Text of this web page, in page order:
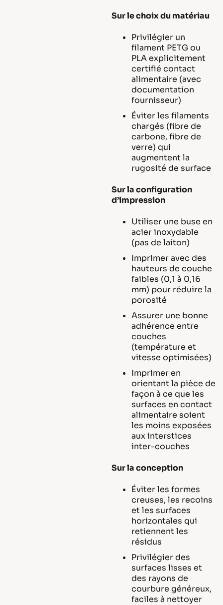
Sur le choix du matériau
Privilégier un
filament PETG ou
PLA explicitement
certifié contact
alimentaire (avec
documentation
fournisseur)
Éviter les filaments
chargés (fibre de
carbone, fibre de
verre) qui
augmentent la
rugosité de surface
Sur la configuration
d’impression
Utiliser une buse en
acier inoxydable
(pas de laiton)
Imprimer avec des
hauteurs de couche
faibles (0,1 à 0,16
mm) pour réduire la
porosité
Assurer une bonne
adhérence entre
couches
(température et
vitesse optimisées)
Imprimer en
orientant la pièce de
façon à ce que les
surfaces en contact
alimentaire soient
les moins exposées
aux interstices
inter-couches
Sur la conception
Éviter les formes
creuses, les recoins
et les surfaces
horizontales qui
retiennent les
résidus
Privilégier des
surfaces lisses et
des rayons de
courbure généreux,
faciles à nettoyer